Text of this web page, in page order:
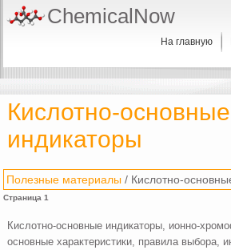
ChemicalNow
На главную
Кислотно-основные
индикаторы
Полезные материалы / Кислотно-
Страница 1
Кислотно-основные индикаторы, ионно-
основные характеристики, правила выбора,